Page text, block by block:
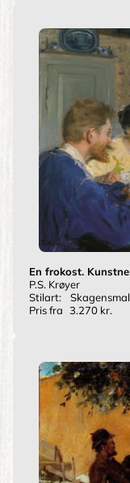
En frokost.
P.S. Krøyer
Stilart:
Pris fra 3.270 kr.